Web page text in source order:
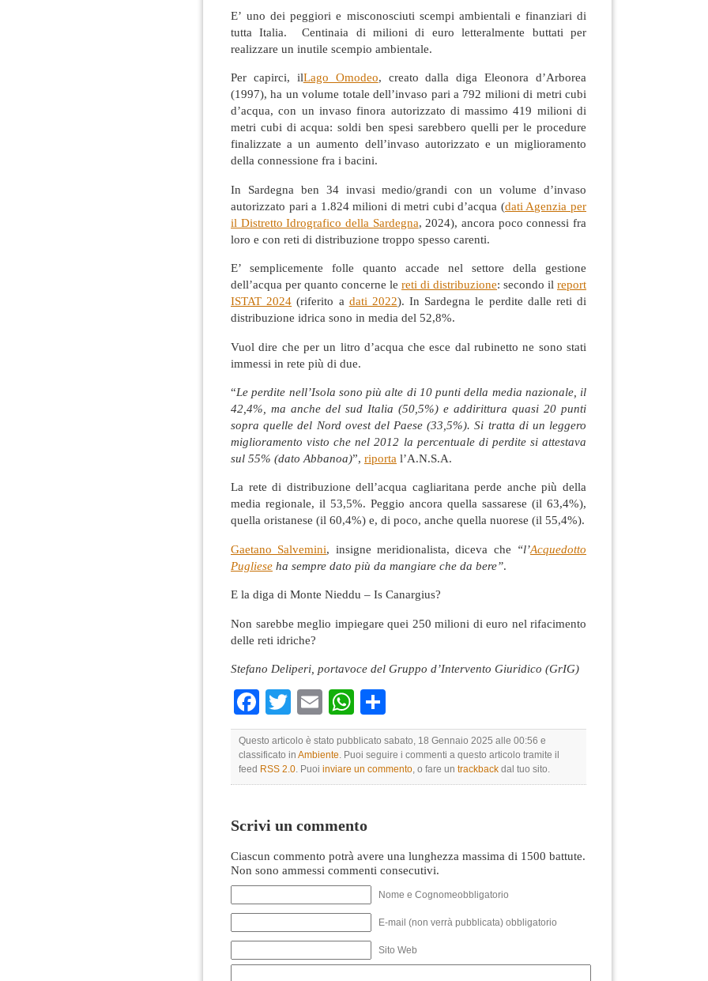
E’ uno dei peggiori e misconosciuti scempi ambientali e finanziari di
tutta Italia. Centinaia di milioni di euro letteralmente buttati per
realizzare un inutile scempio ambientale.
Per capirci, ilLago Omodeo, creato dalla diga Eleonora d’Arborea
(1997), ha un volume totale dell’invaso pari a 792 milioni di metri cubi
d’acqua, con un invaso finora autorizzato di massimo 419 milioni di
metri cubi di acqua: soldi ben spesi sarebbero quelli per le procedure
finalizzate a un aumento dell’invaso autorizzato e un miglioramento
della connessione fra i bacini.
In Sardegna ben 34 invasi medio/grandi con un volume d’invaso
autorizzato pari a 1.824 milioni di metri cubi d’acqua (dati Agenzia per
il Distretto Idrografico della Sardegna, 2024), ancora poco connessi fra
loro e con reti di distribuzione troppo spesso carenti.
E’ semplicemente folle quanto accade nel settore della gestione
dell’acqua per quanto concerne le reti di distribuzione: secondo il report
ISTAT 2024 (riferito a dati 2022). In Sardegna le perdite dalle reti di
distribuzione idrica sono in media del 52,8%.
Vuol dire che per un litro d’acqua che esce dal rubinetto ne sono stati
immessi in rete più di due.
“Le perdite nell’Isola sono più alte di 10 punti della media nazionale, il
42,4%, ma anche del sud Italia (50,5%) e addirittura quasi 20 punti
sopra quelle del Nord ovest del Paese (33,5%). Si tratta di un leggero
miglioramento visto che nel 2012 la percentuale di perdite si attestava
sul 55% (dato Abbanoa)”, riporta l’A.N.S.A.
La rete di distribuzione dell’acqua cagliaritana perde anche più della
media regionale, il 53,5%. Peggio ancora quella sassarese (il 63,4%),
quella oristanese (il 60,4%) e, di poco, anche quella nuorese (il 55,4%).
Gaetano Salvemini, insigne meridionalista, diceva che “l’Acquedotto
Pugliese ha sempre dato più da mangiare che da bere”.
E la diga di Monte Nieddu – Is Canargius?
Non sarebbe meglio impiegare quei 250 milioni di euro nel rifacimento
delle reti idriche?
Stefano Deliperi, portavoce del Gruppo d’Intervento Giuridico (GrIG)
Facebook
TwitterEmailWhatsApp
Questo articolo è stato pubblicato sabato, 18 Gennaio 2025 alle 00:56 e
classificato in Ambiente. Puoi seguire i commenti a questo articolo tramite il
feed RSS 2.0. Puoi inviare un commento, o fare un trackback dal tuo sito.
Scrivi un commento
Ciascun commento potrà avere una lunghezza massima di 1500 battute.
Non sono ammessi commenti consecutivi.
Nome e Cognomeobbligatorio
E-mail (non verrà pubblicata) obbligatorio
Sito Web